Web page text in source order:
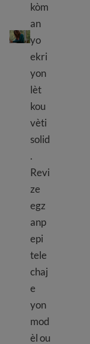
Konsèy lèt kouvèti
kòm
an
yo
ekri
yon
lèt
kou
vèti
solid
.
Revi
ze
egz
anp
epi
tele
chaj
e
yon
mod
èl ou